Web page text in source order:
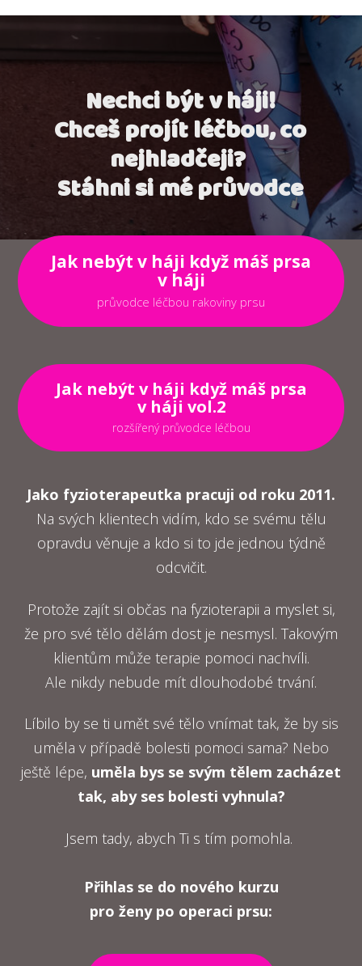
Nechci být v háji!
Chceš projít léčbou, co
nejhladčeji?
Stáhni si mé průvodce
Jak nebýt v háji když máš prsa
v háji
průvodce léčbou rakoviny prsu
Jak nebýt v háji když máš prsa
v háji vol.2
rozšířený průvodce léčbou
Jako fyzioterapeutka pracuji od roku 2011.
Na svých klientech vidím, kdo se svému tělu
opravdu věnuje a kdo si to jde jednou týdně
odcvičit.
Protože zajít si občas na fyzioterapii a myslet si,
že pro své tělo dělám dost je nesmysl. Takovým
klientům může terapie pomoci nachvíli.
Ale nikdy nebude mít dlouhodobé trvání.
Líbilo by se ti umět své tělo vnímat tak, že by sis
uměla v případě bolesti pomoci sama? Nebo
ještě lépe, uměla bys se svým tělem zacházet
tak, aby ses bolesti vyhnula?
Jsem tady, abych Ti s tím pomohla.
Přihlas se do nového kurzu
pro ženy po operaci prsu: